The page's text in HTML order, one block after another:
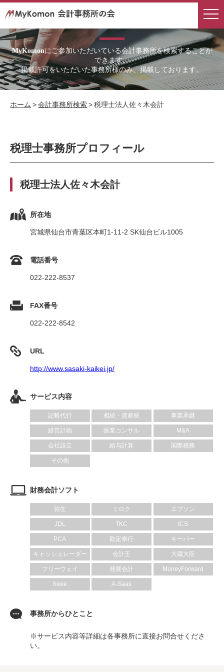
MyKomonにご参加いただいている会計事務所を検索することが
できます。
掲載許可をいただいた事務所様のみ、掲載しております。
ホーム >会計事務所検索>税理士法人佐々木会計
税理士事務所プロフィール
税理士法人佐々木会計
所在地
宮城県仙台市青葉区本町1-11-2 SK仙台ビル1005
電話番号
022-222-8537
FAX番号
022-222-8542
URL
http://www.sasaki-kaikei.jp/
サービス内容
記帳代行 相続・資産税 事業承継
経営計画 医業コンサル M&A
会社設立 給与計算 国際税務
その他
財務会計ソフト
弥生 ミロク エプソン
JDL TKC ICS
PCA 勘定奉行 キーパー
キャッシュレーダー 会計王 大蔵大臣
フリーウェイ 発展会計 MoneyForward
freee A-Saas
事務所からひとこと
※サービス内容等詳細は各事務所に直接お問合せくださ
い。